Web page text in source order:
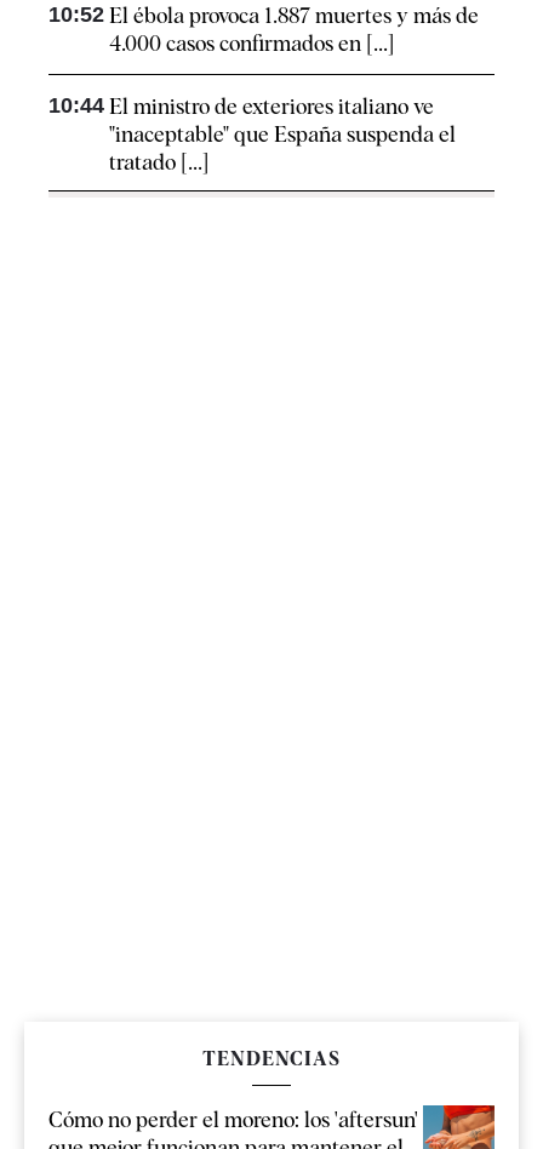
10:52 El ébola provoca 1.887 muertes y más de
4.000 casos confirmados en [...]
10:44 El ministro de exteriores italiano ve
"inaceptable" que España suspenda el
tratado [...]
TENDENCIAS
Cómo no perder el moreno: los 'aftersun'